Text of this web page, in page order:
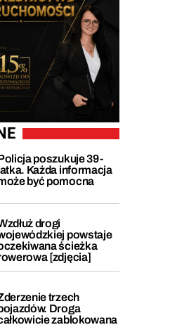
poszukuje 39-
Każda informacja
być pomocna
drogi
powstaje
ścieżka
[zdjęcia]
trzech
Droga
zablokowana